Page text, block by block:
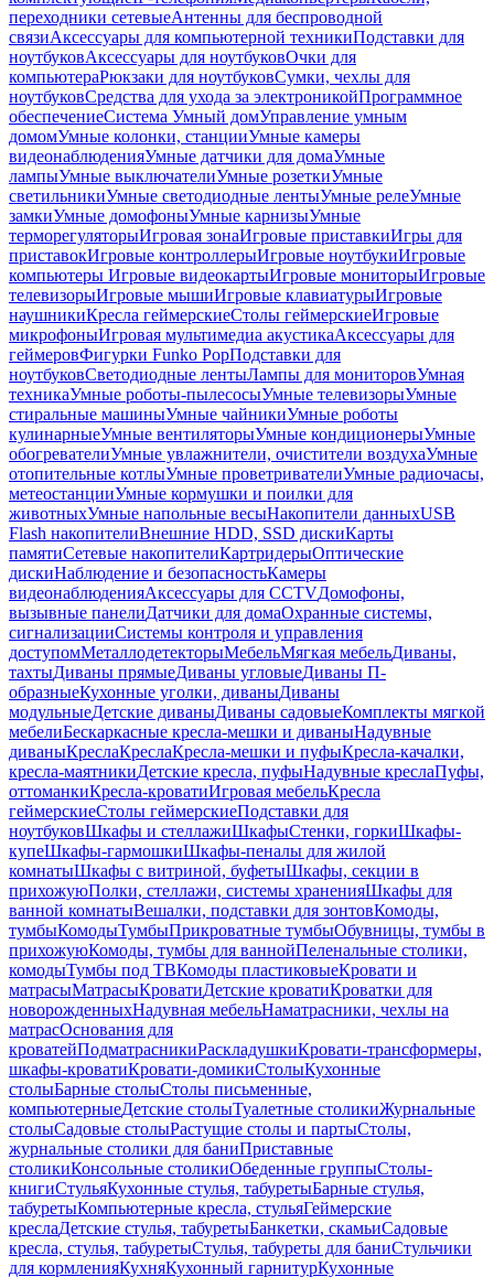
переходники сетевыеАнтенны для беспроводной
связиАксессуары для компьютерной техникиПодставки для
ноутбуковАксессуары для ноутбуковОчки для
компьютераРюкзаки для ноутбуковСумки, чехлы для
ноутбуковСредства для ухода за электроникойПрограммное
обеспечениеСистема Умный домУправление умным
домомУмные колонки, станцииУмные камеры
видеонаблюденияУмные датчики для домаУмные
лампыУмные выключателиУмные розеткиУмные
светильникиУмные светодиодные лентыУмные релеУмные
замкиУмные домофоныУмные карнизыУмные
терморегуляторыИгровая зонаИгровые приставкиИгры для
приставокИгровые контроллерыИгровые ноутбукиИгровые
компьютеры Игровые видеокартыИгровые мониторыИгровые
телевизорыИгровые мышиИгровые клавиатурыИгровые
наушникиКресла геймерскиеСтолы геймерскиеИгровые
микрофоныИгровая мультимедиа акустикаАксессуары для
геймеровФигурки Funko PopПодставки для
ноутбуковСветодиодные лентыЛампы для мониторовУмная
техникаУмные роботы-пылесосыУмные телевизорыУмные
стиральные машиныУмные чайникиУмные роботы
кулинарныеУмные вентиляторыУмные кондиционерыУмные
обогревателиУмные увлажнители, очистители воздухаУмные
отопительные котлыУмные проветривателиУмные радиочасы,
метеостанцииУмные кормушки и поилки для
животныхУмные напольные весыНакопители данныхUSB
Flash накопителиВнешние HDD, SSD дискиКарты
памятиСетевые накопителиКартридерыОптические
дискиНаблюдение и безопасностьКамеры
видеонаблюденияАксессуары для CCTVДомофоны,
вызывные панелиДатчики для домаОхранные системы,
сигнализацииСистемы контроля и управления
доступомМеталлодетекторыМебельМягкая мебельДиваны,
тахтыДиваны прямыеДиваны угловыеДиваны П-
образныеКухонные уголки, диваныДиваны
модульныеДетские диваныДиваны садовыеКомплекты мягкой
мебелиБескаркасные кресла-мешки и диваныНадувные
диваныКреслаКреслаКресла-мешки и пуфыКресла-качалки,
кресла-маятникиДетские кресла, пуфыНадувные креслаПуфы,
оттоманкиКресла-кроватиИгровая мебельКресла
геймерскиеСтолы геймерскиеПодставки для
ноутбуковШкафы и стеллажиШкафыСтенки, горкиШкафы-
купеШкафы-гармошкиШкафы-пеналы для жилой
комнатыШкафы с витриной, буфетыШкафы, секции в
прихожуюПолки, стеллажи, системы храненияШкафы для
ванной комнатыВешалки, подставки для зонтовКомоды,
тумбыКомодыТумбыПрикроватные тумбыОбувницы, тумбы в
прихожуюКомоды, тумбы для ваннойПеленальные столики,
комодыТумбы под ТВКомоды пластиковыеКровати и
матрасыМатрасыКроватиДетские кроватиКроватки для
новорожденныхНадувная мебельНаматрасники, чехлы на
матрасОснования для
кроватейПодматрасникиРаскладушкиКровати-трансформеры,
шкафы-кроватиКровати-домикиСтолыКухонные
столыБарные столыСтолы письменные,
компьютерныеДетские столыТуалетные столикиЖурнальные
столыСадовые столыРастущие столы и партыСтолы,
журнальные столики для баниПриставные
столикиКонсольные столикиОбеденные группыСтолы-
книгиСтульяКухонные стулья, табуретыБарные стулья,
табуретыКомпьютерные кресла, стульяГеймерские
креслаДетские стулья, табуретыБанкетки, скамьиСадовые
кресла, стулья, табуретыСтулья, табуреты для баниСтульчики
для кормленияКухняКухонный гарнитурКухонные